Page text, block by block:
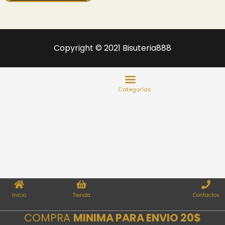
Copyright © 2021 Bisuteria888
Inicio Tienda Contactos
COMPRA MINIMA PARA ENVIO 20$